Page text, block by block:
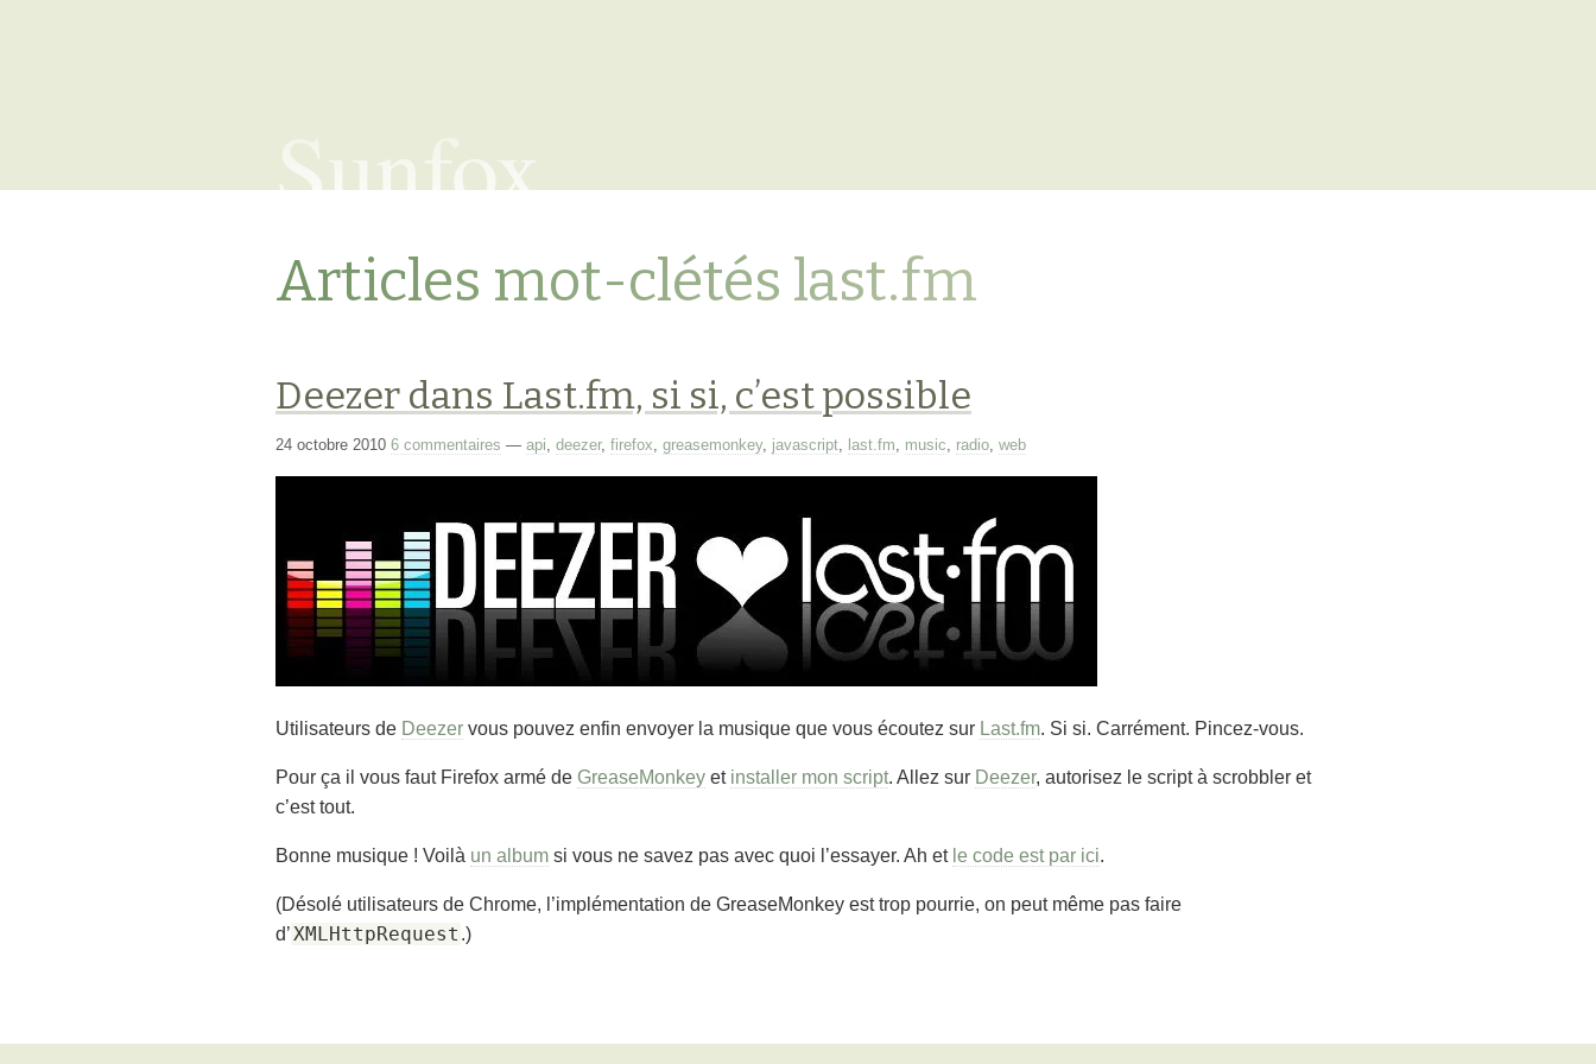
Sunfox
Articles mot-clétés last.fm
Deezer dans Last.fm, si si, c’est possible
24 octobre 2010 6 commentaires — api deezer, firefox greasemonkey, javascript last.fm music radio web
Utilisateurs de Deezer vous pouvez enfin envoyer la musique que vous écoutez sur Last.fm. Si si. Carrément. Pincez-vous.
Pour ça il vous faut Firefox armé de GreaseMonkey et installer mon script. Allez sur Deezer, autorisez le script à scrobbler et
c’est tout.
Bonne musique ! Voilà un album si vous ne savez pas avec quoi l’essayer. Ah et le code est par ici.
(Désolé utilisateurs de Chrome, l’implémentation de GreaseMonkey est trop pourrie, on peut même pas faire
d’ XMLHttpRequest .)